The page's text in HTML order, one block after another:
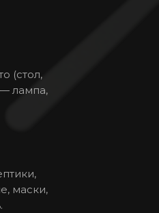
(стол,
— лампа,
маски,